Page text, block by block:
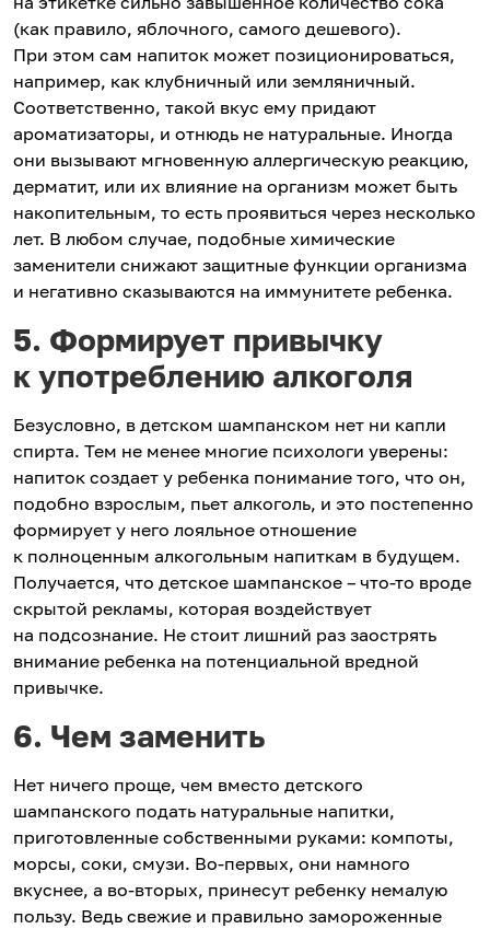
(как правило, яблочного, самого дешевого).
При этом сам напиток может позиционироваться,
например, как клубничный или земляничный.
Соответственно, такой вкус ему придают
ароматизаторы, и отнюдь не натуральные. Иногда
они вызывают мгновенную аллергическую реакцию,
дерматит, или их влияние на организм может быть
накопительным, то есть проявиться через несколько
лет. В любом случае, подобные химические
заменители снижают защитные функции организма
и негативно сказываются на иммунитете ребенка.
5. Формирует привычку
к употреблению алкоголя
Безусловно, в детском шампанском нет ни капли
спирта. Тем не менее многие психологи уверены:
напиток создает у ребенка понимание того, что он,
подобно взрослым, пьет алкоголь, и это постепенно
формирует у него лояльное отношение
к полноценным алкогольным напиткам в будущем.
Получается, что детское шампанское – что-то вроде
скрытой рекламы, которая воздействует
на подсознание. Не стоит лишний раз заострять
внимание ребенка на потенциальной вредной
привычке.
6. Чем заменить
Нет ничего проще, чем вместо детского
шампанского подать натуральные напитки,
приготовленные собственными руками: компоты,
морсы, соки, смузи. Во-первых, они намного
вкуснее, а во-вторых, принесут ребенку немалую
пользу. Ведь свежие и правильно замороженные